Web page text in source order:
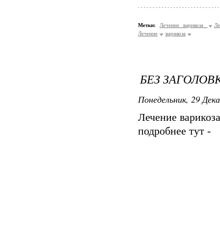
Метки: Лечение варикоза
Лечение
варикоза
БЕЗ
Понедельник, 29
Лечение
подробнее тут -